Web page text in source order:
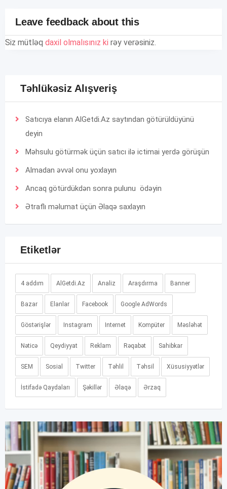
Leave feedback about this
Siz mütləq daxil olmalısınız ki rəy verəsiniz.
Təhlükəsiz Alışveriş
Satıcıya elanın AlGetdi.Az saytından götürüldüyünü
deyin
Məhsulu götürmək üçün satıcı ilə ictimai yerdə görüşün
Almadan əvvəl onu yoxlayın
Ancaq götürdükdən sonra pulunu ödəyin
Ətraflı məlumat üçün Əlaqə saxlayın
Etiketlər
4 addım AlGetdi.Az Analiz Araşdırma Banner
Bazar Elanlar Facebook Google AdWords
Göstərişlər Instagram Internet Kompüter Məsləhət
Nəticə Qeydiyyat Reklam Rəqabət Sahibkar
SEM Sosial Twitter Təhlil Təhsil Xüsusiyyətlər
İstifadə Qaydaları Şəkillər Əlaqə Ərzaq